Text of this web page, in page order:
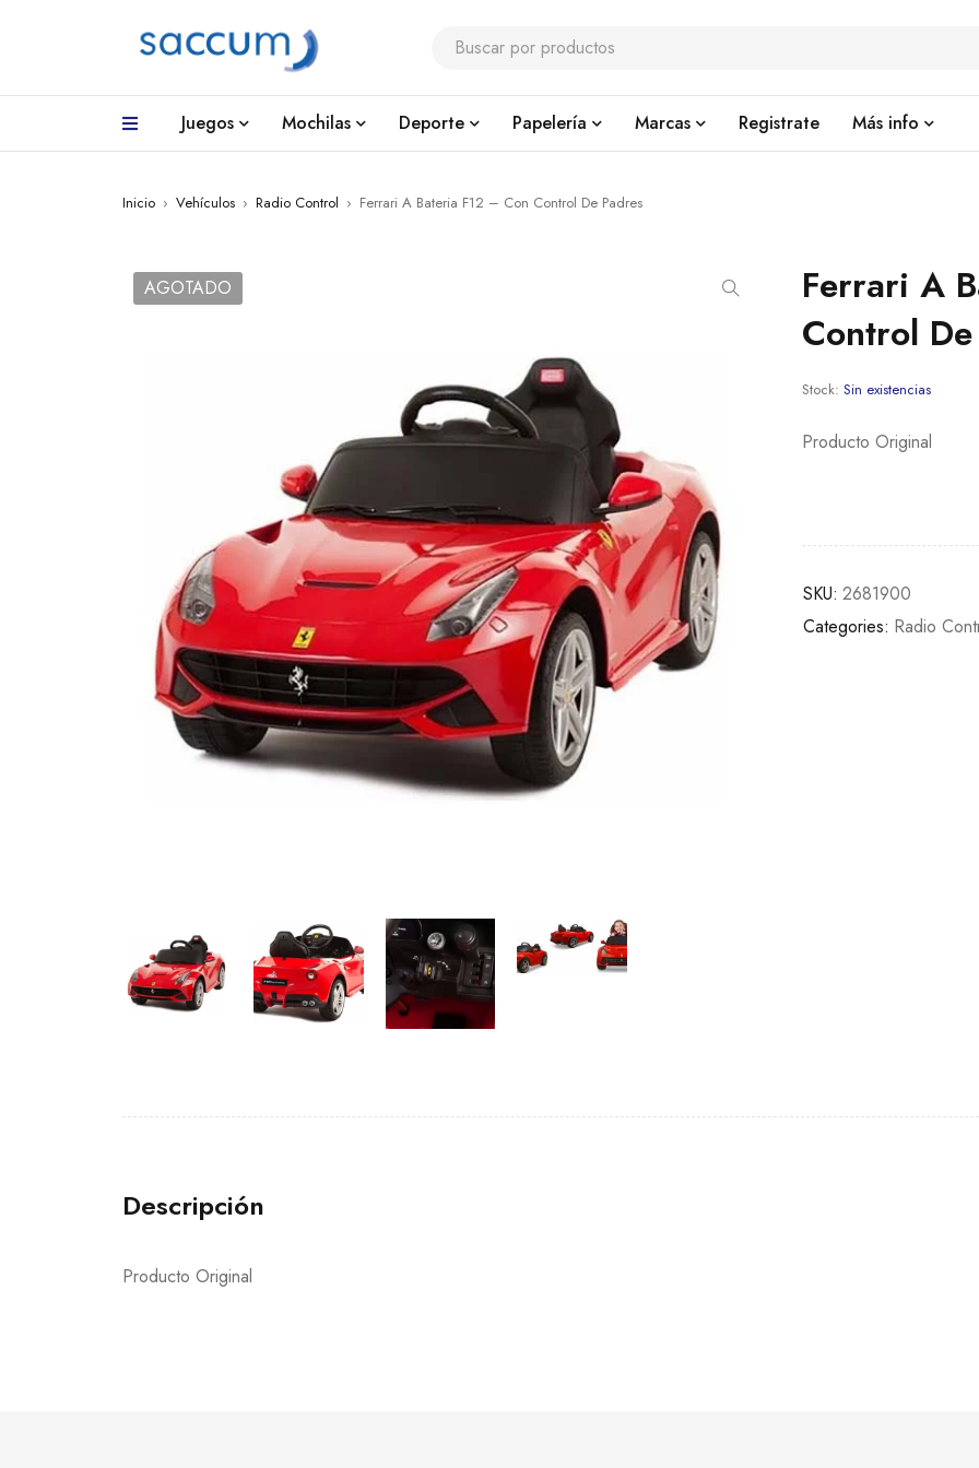
Juegos Mochilas Deporte Papelería Marcas Registrate Más info
Inicio › Vehículos › Radio Control › Ferrari A Bateria F12 – Con Control De Padres
AGOTADO
Ferrari A
Control
Stock: Sin existencias
Producto Original
SKU: 2681900
Categories: Radio
Descripción
Producto Original